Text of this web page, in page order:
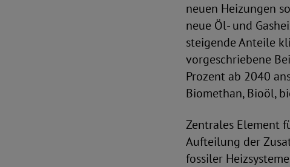
neuen Heizungen
neue Öl- und
steigende Anteile
vorgeschriebene
Prozent ab 2040
Biomethan, Bioöl,
Zentrales Element
Aufteilung der
fossiler